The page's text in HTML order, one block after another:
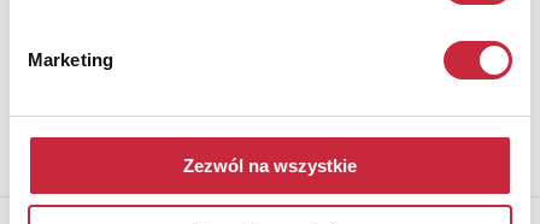
Marketing
Zezwól na wszystkie